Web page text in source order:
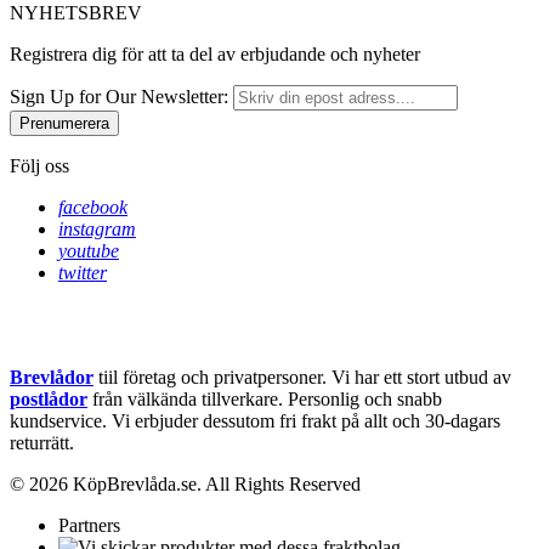
NYHETSBREV
Registrera dig för att ta del av erbjudande och nyheter
Sign Up for Our Newsletter:
Prenumerera
Följ oss
facebook
instagram
youtube
twitter
Brevlådor tiil företag och privatpersoner. Vi har ett stort utbud av
postlådor från välkända tillverkare. Personlig och snabb
kundservice. Vi erbjuder dessutom fri frakt på allt och 30-dagars
returrätt.
© 2026 KöpBrevlåda.se. All Rights Reserved
Partners